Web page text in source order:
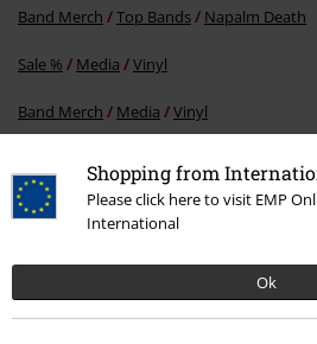
Shopping from
Please click here to visit EMP
International
Ok
Band Merch Top Bands Napalm Death
Sale % Media Vinyl
Band Merch Media Vinyl